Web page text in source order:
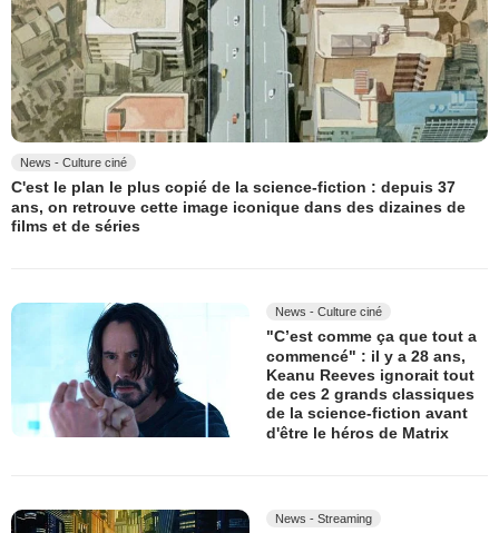
News - Culture ciné
C'est le plan le plus copié de la science-fiction : depuis 37
ans, on retrouve cette image iconique dans des dizaines de
films et de séries
News - Culture ciné
"C’est comme ça que tout a
commencé" : il y a 28 ans,
Keanu Reeves ignorait tout
de ces 2 grands classiques
de la science-fiction avant
d'être le héros de Matrix
News - Streaming